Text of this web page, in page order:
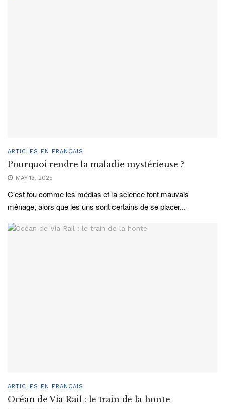
ARTICLES EN FRANÇAIS
Pourquoi rendre la maladie mystérieuse ?
MAY 13, 2025
C’est fou comme les médias et la science font mauvais
ménage, alors que les uns sont certains de se placer...
ARTICLES EN FRANÇAIS
Océan de Via Rail : le train de la honte